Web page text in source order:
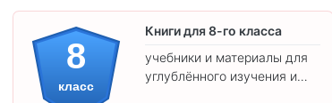
8
класс
Книги для 8-го класса
учебники и материалы для
углублённого изучения и